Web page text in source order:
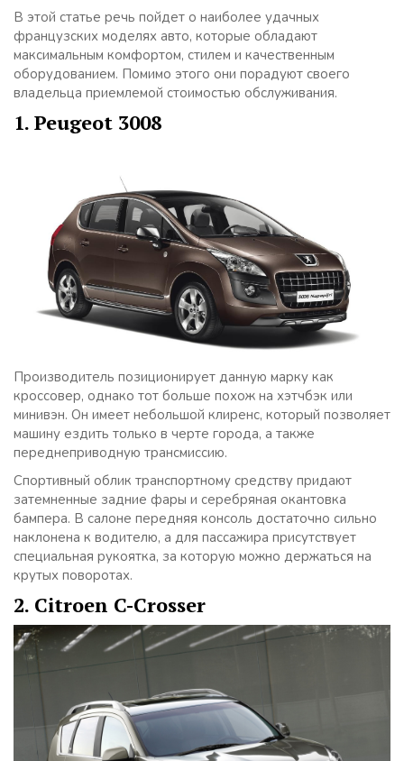
В этой статье речь пойдет о наиболее удачных
французских моделях авто, которые обладают
максимальным комфортом, стилем и качественным
оборудованием. Помимо этого они порадуют своего
владельца приемлемой стоимостью обслуживания.
1. Peugeot 3008
Производитель позиционирует данную марку как
кроссовер, однако тот больше похож на хэтчбэк или
минивэн. Он имеет небольшой клиренс, который позволяет
машину ездить только в черте города, а также
переднеприводную трансмиссию.
Спортивный облик транспортному средству придают
затемненные задние фары и серебряная окантовка
бампера. В салоне передняя консоль достаточно сильно
наклонена к водителю, а для пассажира присутствует
специальная рукоятка, за которую можно держаться на
крутых поворотах.
2. Citroen C-Crosser